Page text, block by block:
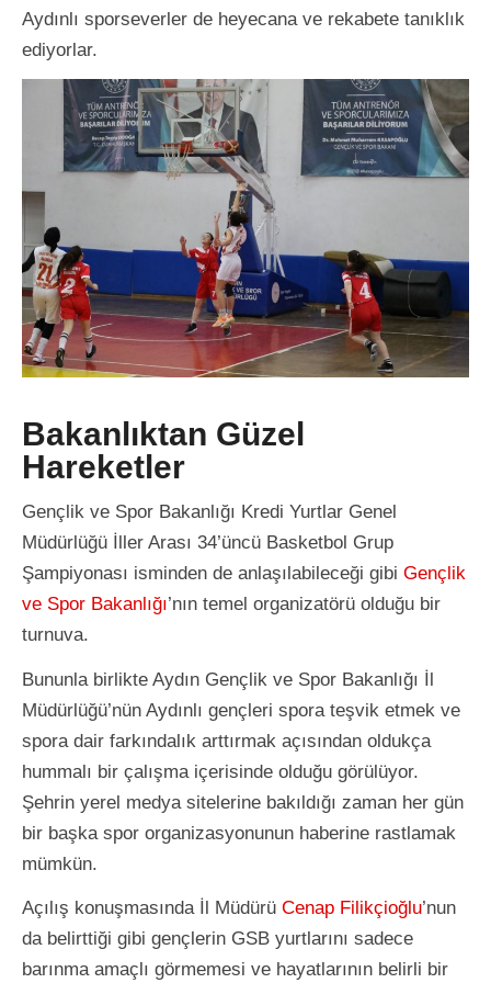
Aydınlı sporseverler de heyecana ve rekabete tanıklık
ediyorlar.
Bakanlıktan Güzel
Hareketler
Gençlik ve Spor Bakanlığı Kredi Yurtlar Genel
Müdürlüğü İller Arası 34’üncü Basketbol Grup
Şampiyonası isminden de anlaşılabileceği gibiGençlik
ve Spor Bakanlığı’nın temel organizatörü olduğu bir
turnuva.
Bununla birlikte Aydın Gençlik ve Spor Bakanlığı İl
Müdürlüğü’nün Aydınlı gençleri spora teşvik etmek ve
spora dair farkındalık arttırmak açısından oldukça
hummalı bir çalışma içerisinde olduğu görülüyor.
Şehrin yerel medya sitelerine bakıldığı zaman her gün
bir başka spor organizasyonunun haberine rastlamak
mümkün.
Açılış konuşmasında İl MüdürüCenap Filikçioğlu’nun
da belirttiği gibi gençlerin GSB yurtlarını sadece
barınma amaçlı görmemesi ve hayatlarının belirli bir